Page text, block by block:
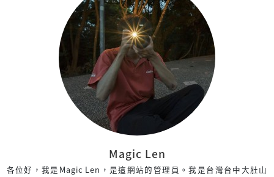
Magic Len
各位好，我是Magic Len，是這網站的管理員。我是台灣台中大肚山